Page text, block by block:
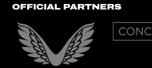
OFFICIAL PARTNERS